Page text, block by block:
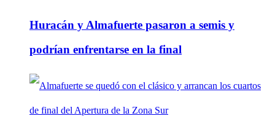
Huracán y Almafuerte pasaron a semis y
podrían enfrentarse en la final